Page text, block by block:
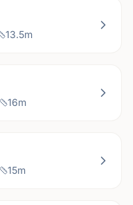
13.5m
16m
15m